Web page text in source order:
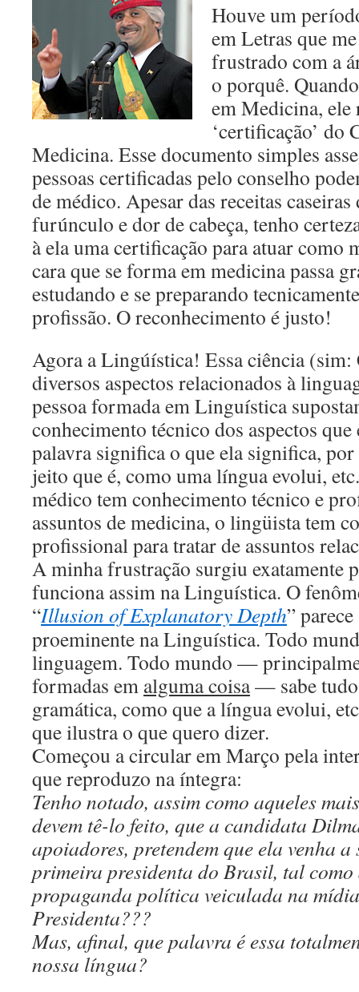
Houve um
em Letras que
frustrado com a
o porquê.
em Medicina, ele
‘certificação’ do
Medicina. Esse documento simples
pessoas certificadas pelo conselho
de médico. Apesar das receitas
furúnculo e dor de cabeça, tenho
à ela uma certificação para atuar como
cara que se forma em medicina passa
estudando e se preparando
profissão. O reconhecimento é justo!
Agora a Lingúística! Essa ciência
diversos aspectos relacionados à
pessoa formada em Linguística
conhecimento técnico dos aspectos
palavra significa o que ela significa,
jeito que é, como uma língua evolui,
médico tem conhecimento técnico e
assuntos de medicina, o lingüista tem
profissional para tratar de assuntos
A minha frustração surgiu exatamente
funciona assim na Linguística. O
“Illusion of Explanatory Depth”
proeminente na Linguística. Todo
linguagem. Todo mundo —
formadas em alguma coisa— sabe tudo
gramática, como que a língua evolui,
que ilustra o que quero dizer.
Começou a circular em Março pela
que reproduzo na íntegra:
Tenho notado, assim como aqueles
devem tê-lo feito, que a candidata
apoiadores, pretendem que ela venha a
primeira presidenta do Brasil, tal como
propaganda política veiculada na
Presidenta???
Mas, afinal, que palavra é essa
nossa língua?